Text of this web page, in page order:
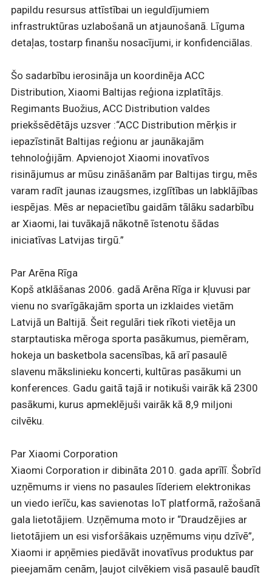
papildu resursus attīstībai un ieguldījumiem
infrastruktūras uzlabošanā un atjaunošanā. Līguma
detaļas, tostarp finanšu nosacījumi, ir konfidenciālas.
Šo sadarbību ierosināja un koordinēja ACC
Distribution, Xiaomi Baltijas reģiona izplatītājs.
Regimants Buožius, ACC Distribution valdes
priekšsēdētājs uzsver :“ACC Distribution mērķis ir
iepazīstināt Baltijas reģionu ar jaunākajām
tehnoloģijām. Apvienojot Xiaomi inovatīvos
risinājumus ar mūsu zināšanām par Baltijas tirgu, mēs
varam radīt jaunas izaugsmes, izglītības un labklājības
iespējas. Mēs ar nepacietību gaidām tālāku sadarbību
ar Xiaomi, lai tuvākajā nākotnē īstenotu šādas
iniciatīvas Latvijas tirgū.”
Par Arēna Rīga
Kopš atklāšanas 2006. gadā Arēna Rīga ir kļuvusi par
vienu no svarīgākajām sporta un izklaides vietām
Latvijā un Baltijā. Šeit regulāri tiek rīkoti vietēja un
starptautiska mēroga sporta pasākumus, piemēram,
hokeja un basketbola sacensības, kā arī pasaulē
slavenu mākslinieku koncerti, kultūras pasākumi un
konferences. Gadu gaitā tajā ir notikuši vairāk kā 2300
pasākumi, kurus apmeklējuši vairāk kā 8,9 miljoni
cilvēku.
Par Xiaomi Corporation
Xiaomi Corporation ir dibināta 2010. gada aprīlī. Šobrīd
uzņēmums ir viens no pasaules līderiem elektronikas
un viedo ierīču, kas savienotas IoT platformā, ražošanā
gala lietotājiem. Uzņēmuma moto ir “Draudzējies ar
lietotājiem un esi visforšākais uzņēmums viņu dzīvē”,
Xiaomi ir apņēmies piedāvāt inovatīvus produktus par
pieejamām cenām, ļaujot cilvēkiem visā pasaulē baudīt